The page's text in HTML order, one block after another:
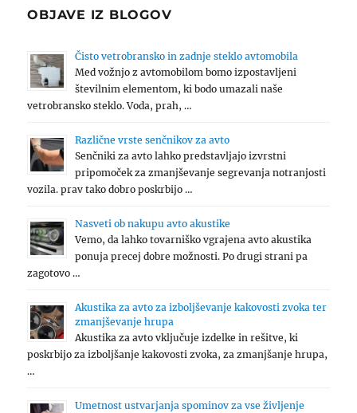
OBJAVE IZ BLOGOV
Čisto vetrobransko in zadnje steklo avtomobila
Med vožnjo z avtomobilom bomo izpostavljeni
številnim elementom, ki bodo umazali naše
vetrobransko steklo. Voda, prah, …
Različne vrste senčnikov za avto
Senčniki za avto lahko predstavljajo izvrstni
pripomoček za zmanjševanje segrevanja notranjosti
vozila. prav tako dobro poskrbijo …
Nasveti ob nakupu avto akustike
Vemo, da lahko tovarniško vgrajena avto akustika
ponuja precej dobre možnosti. Po drugi strani pa
zagotovo …
Akustika za avto za izboljševanje kakovosti zvoka ter
zmanjševanje hrupa
Akustika za avto vključuje izdelke in rešitve, ki
poskrbijo za izboljšanje kakovosti zvoka, za zmanjšanje hrupa,
…
Umetnost ustvarjanja spominov za vse življenje